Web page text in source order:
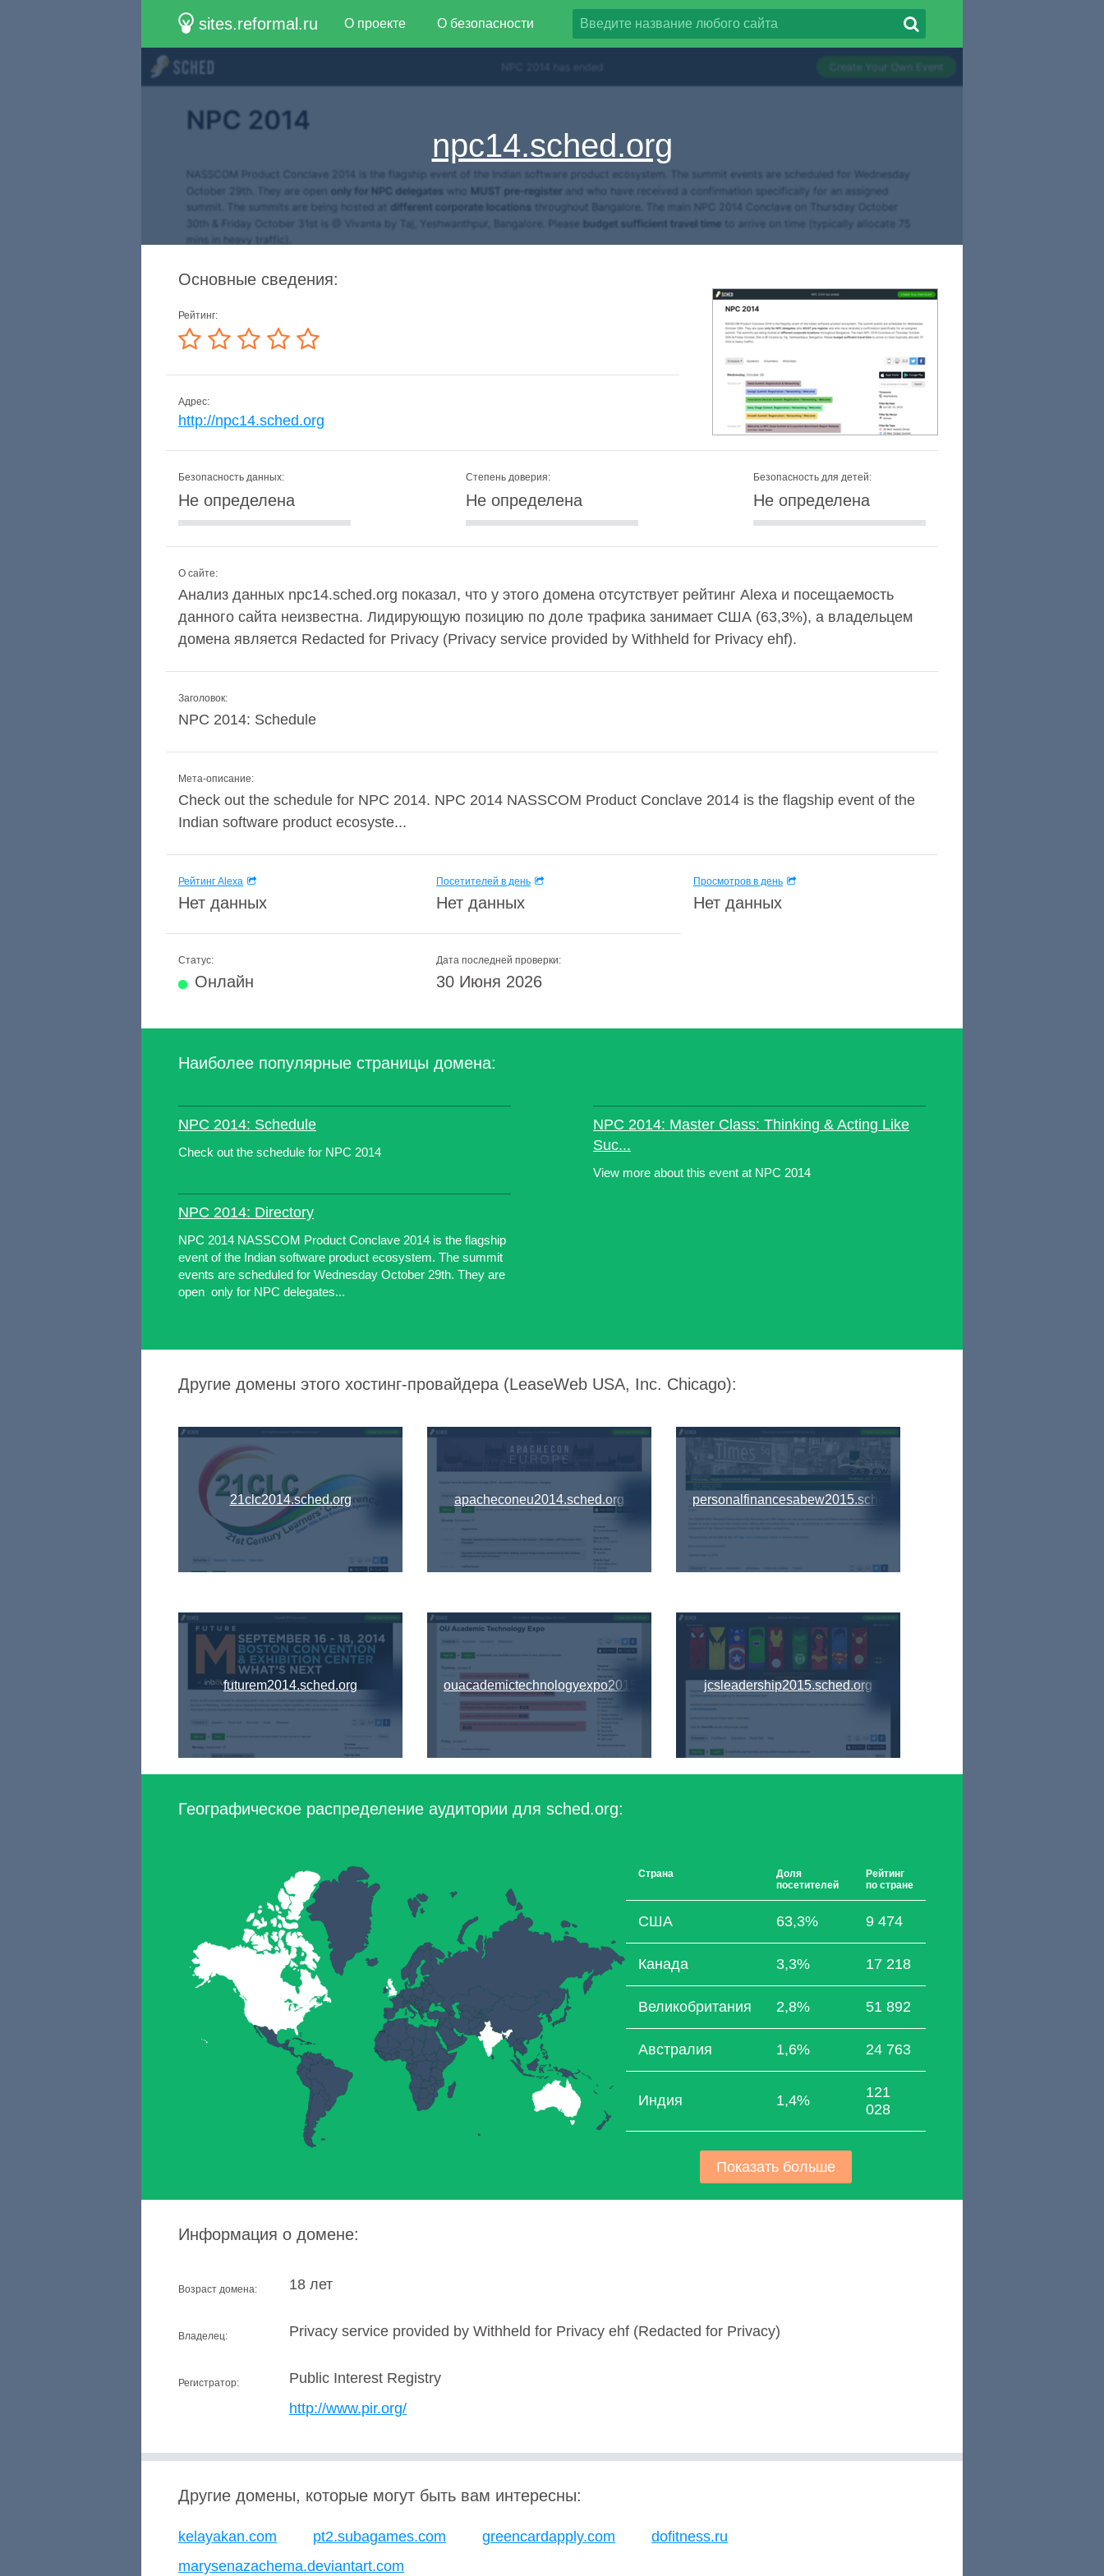
sites.reformal.ru О проекте О безопасности
npc14.sched.org
Основные сведения:
Рейтинг:
Адрес:
http://npc14.sched.org
Безопасность данных:
Не определена
Степень доверия:
Не определена
Безопасность для детей:
Не определена
О сайте:
Анализ данных npc14.sched.org показал, что у этого домена отсутствует рейтинг Alexa и посещаемость
данного сайта неизвестна. Лидирующую позицию по доле трафика занимает США (63,3%), а владельцем
домена является Redacted for Privacy (Privacy service provided by Withheld for Privacy ehf).
Заголовок:
NPC 2014: Schedule
Мета-описание:
Check out the schedule for NPC 2014. NPC 2014 NASSCOM Product Conclave 2014 is the flagship event of the
Indian software product ecosyste...
Рейтинг Alexa
Нет данных
Посетителей в день
Нет данных
Просмотров в день
Нет данных
Статус:
Онлайн
Дата последней проверки:
30 Июня 2026
Наиболее популярные страницы домена:
NPC 2014: Schedule
Check out the schedule for NPC 2014
NPC 2014: Directory
NPC 2014 NASSCOM Product Conclave 2014 is the flagship
event of the Indian software product ecosystem. The summit
events are scheduled for Wednesday October 29th. They are
open only for NPC delegates...
NPC 2014: Master Class: Thinking & Acting Like
Suc...
View more about this event at NPC 2014
Другие домены этого хостинг-провайдера (LeaseWeb USA, Inc. Chicago):
21clc2014.sched.org
futurem2014.sched.org
apacheconeu2014.sched.org
ouacademictechnologyexpo2015.sched.org
personalfinancesabew2015.sched.org
jcsleadership2015.sched.org
Географическое распределение аудитории для sched.org:
Страна
Доля
посетителей
Рейтинг
по стране
США 63,3% 9 474
Канада 3,3% 17 218
Великобритания 2,8% 51 892
Австралия 1,6% 24 763
Индия 1,4%
121
028
Показать больше
Информация о домене:
Возраст домена: 18 лет
Владелец: Privacy service provided by Withheld for Privacy ehf (Redacted for Privacy)
Регистратор:
Public Interest Registry
http://www.pir.org/
Другие домены, которые могут быть вам интересны:
kelayakan.com pt2.subagames.com greencardapply.com
dofitness.ru
marysenazachema.deviantart.com